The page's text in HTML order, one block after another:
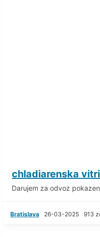
chladiarenska
Darujem za odvoz
Bratislava 26-03-2025 913